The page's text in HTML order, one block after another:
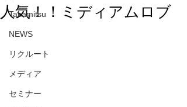
Takamitsu
NEWS
リクルート
メディア
セミナー
人気！！ミディアムロブ